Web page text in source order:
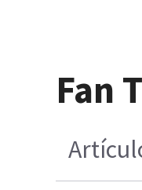
Fan